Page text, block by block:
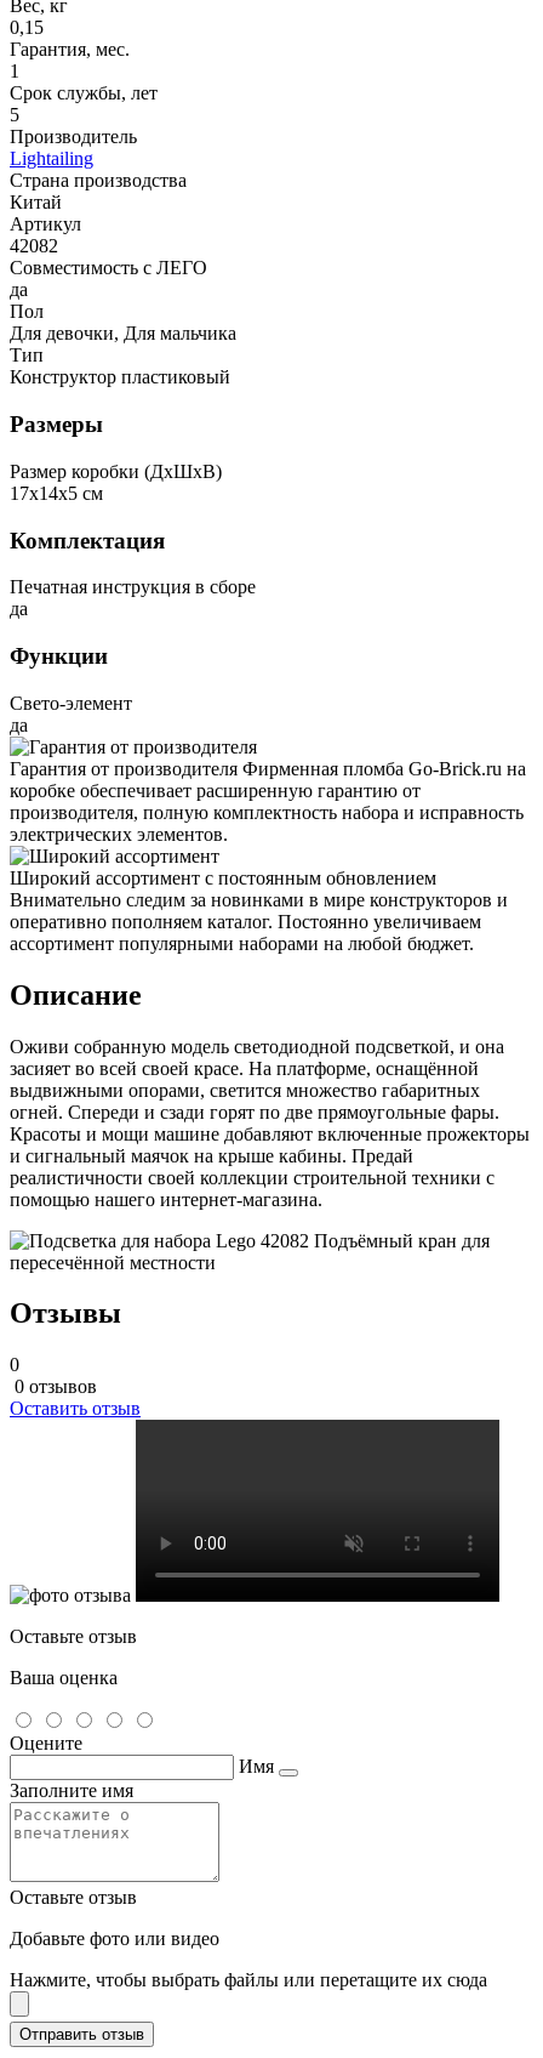
Вес, кг
0,15
Гарантия, мес.
1
Срок службы, лет
5
Производитель
Lightailing
Страна производства
Китай
Артикул
42082
Совместимость с ЛЕГО
да
Пол
Для девочки, Для мальчика
Тип
Конструктор пластиковый
Размеры
Размер коробки (ДxШxВ)
17x14x5 см
Комплектация
Печатная инструкция в сборе
да
Функции
Свето-элемент
да
Гарантия от производителя Фирменная пломба Go-Brick.ru на
коробке обеспечивает расширенную гарантию от
производителя, полную комплектность набора и исправность
электрических элементов.
Широкий ассортимент с постоянным обновлением
Внимательно следим за новинками в мире конструкторов и
оперативно пополняем каталог. Постоянно увеличиваем
ассортимент популярными наборами на любой бюджет.
Описание
Оживи собранную модель светодиодной подсветкой, и она
засияет во всей своей красе. На платформе, оснащённой
выдвижными опорами, светится множество габаритных
огней. Спереди и сзади горят по две прямоугольные фары.
Красоты и мощи машине добавляют включенные прожекторы
и сигнальный маячок на крыше кабины. Предай
реалистичности своей коллекции строительной техники с
помощью нашего интернет-магазина.
Отзывы
0
0 отзывов
Оставить отзыв
Оставьте отзыв
Ваша оценка
Оцените
Имя
Заполните имя
Оставьте отзыв
Добавьте фото или видео
Нажмите, чтобы выбрать файлы или перетащите их сюда